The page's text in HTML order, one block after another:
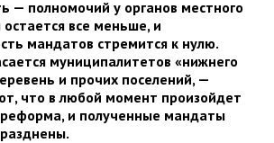
— полномочий у органов местного
все меньше, и
мандатов стремится к нулю.
муниципалитетов «нижнего
и прочих поселений, —
что в любой момент произойдет
и полученные мандаты